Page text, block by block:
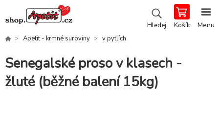
Hledej Košík Menu
Apetit - krmné suroviny v pytlích
Senegalské proso v klasech -
žluté (běžné balení 15kg)